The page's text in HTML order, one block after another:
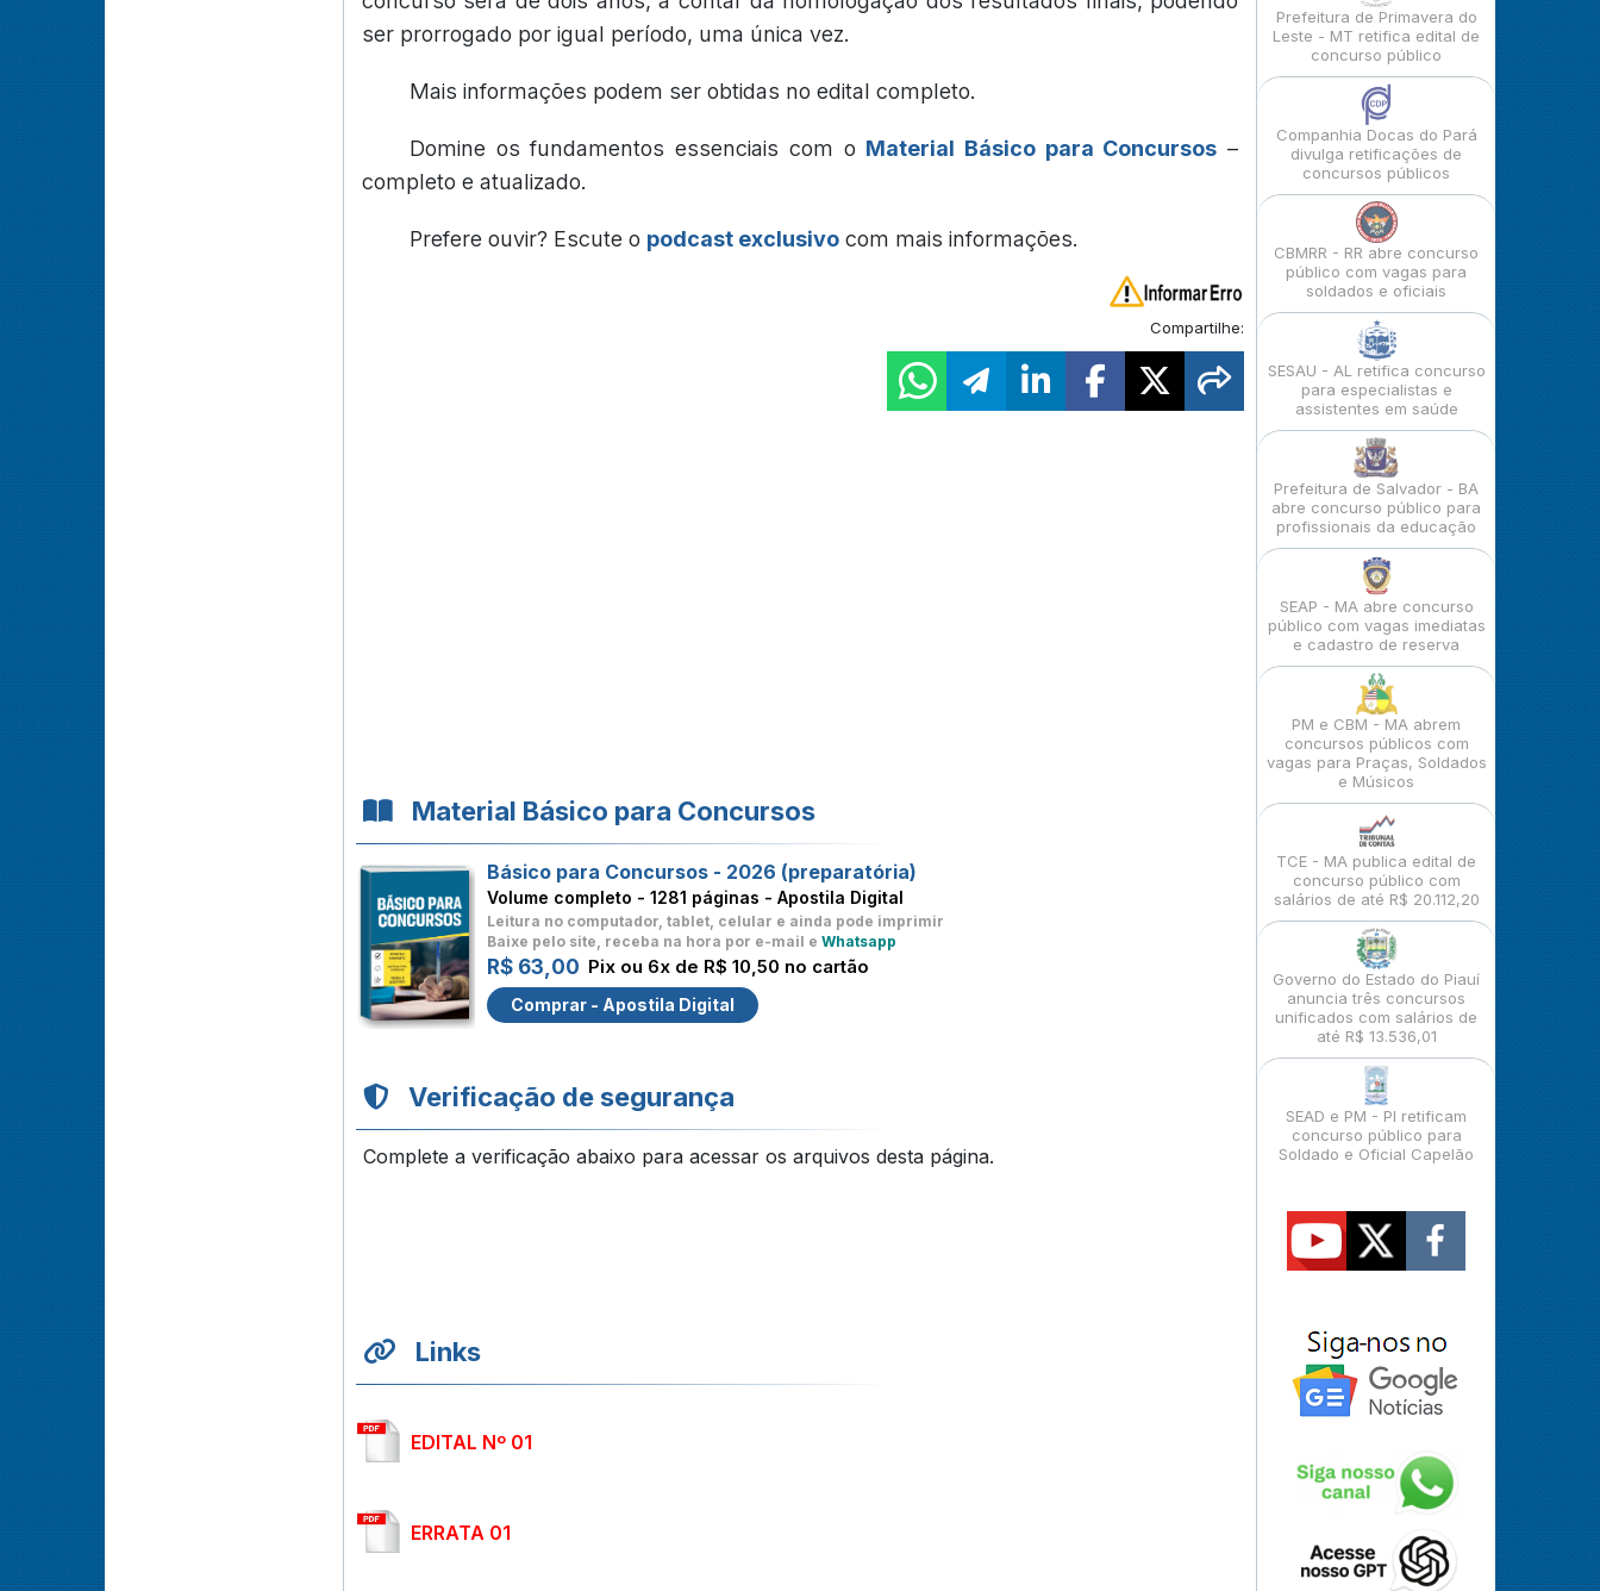
ser prorrogado por igual período, uma única vez.
Mais informações podem ser obtidas no edital completo.
Domine os fundamentos essenciais com o Material Básico para Concursos –
completo e atualizado.
Prefere ouvir? Escute o podcast exclusivo com mais informações.
Compartilhe:
Material Básico para Concursos
Básico para Concursos - 2026 (preparatória)
Volume completo - 1281 páginas - Apostila Digital
Leitura no computador, tablet, celular e ainda pode imprimir
Baixe pelo site, receba na hora por e-mail e Whatsapp
R$ 63,00 Pix ou 6x de R$ 10,50 no cartão
Comprar - Apostila Digital
Verificação de segurança
Complete a verificação abaixo para acessar os arquivos desta página.
Links
EDITAL Nº 01
ERRATA 01
Prefeitura de Primavera do
Leste - MT retifica edital de
concurso público
Companhia Docas do Pará
divulga retificações de
concursos públicos
CBMRR - RR abre concurso
público com vagas para
soldados e oficiais
SESAU - AL retifica concurso
para especialistas e
assistentes em saúde
Prefeitura de Salvador - BA
abre concurso público para
profissionais da educação
SEAP - MA abre concurso
público com vagas imediatas
e cadastro de reserva
PM e CBM - MA abrem
concursos públicos com
vagas para Praças, Soldados
e Músicos
TCE - MA publica edital de
concurso público com
salários de até R$ 20.112,20
Governo do Estado do Piauí
anuncia três concursos
unificados com salários de
até R$ 13.536,01
SEAD e PM - PI retificam
concurso público para
Soldado e Oficial Capelão